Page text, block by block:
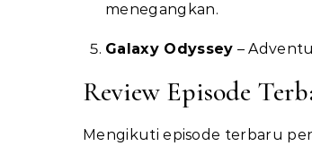
menegangkan.
Galaxy Odyssey –
Review Episode
Mengikuti episode terbaru